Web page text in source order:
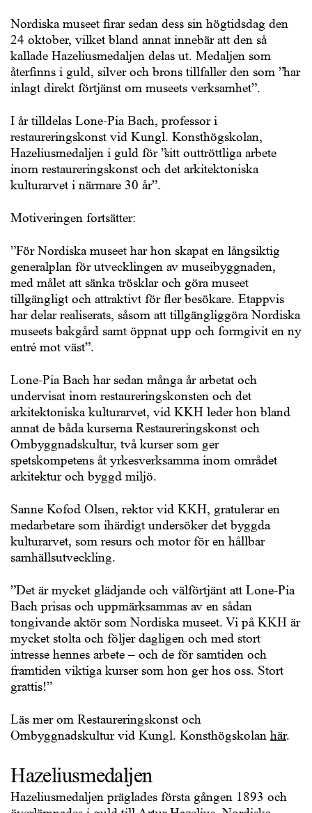
Nordiska museet firar sedan dess sin högtidsdag den
24 oktober, vilket bland annat innebär att den så
kallade Hazeliusmedaljen delas ut. Medaljen som
återfinns i guld, silver och brons tillfaller den som ”har
inlagt direkt förtjänst om museets verksamhet”.
I år tilldelas Lone-Pia Bach, professor i
restaureringskonst vid Kungl. Konsthögskolan,
Hazeliusmedaljen i guld för ”sitt outtröttliga arbete
inom restaureringskonst och det arkitektoniska
kulturarvet i närmare 30 år”.
Motiveringen fortsätter:
”För Nordiska museet har hon skapat en långsiktig
generalplan för utvecklingen av museibyggnaden,
med målet att sänka trösklar och göra museet
tillgängligt och attraktivt för fler besökare. Etappvis
har delar realiserats, såsom att tillgängliggöra Nordiska
museets bakgård samt öppnat upp och formgivit en ny
entré mot väst”.
Lone-Pia Bach har sedan många år arbetat och
undervisat inom restaureringskonsten och det
arkitektoniska kulturarvet, vid KKH leder hon bland
annat de båda kurserna Restaureringskonst och
Ombyggnadskultur, två kurser som ger
spetskompetens åt yrkesverksamma inom området
arkitektur och byggd miljö.
Sanne Kofod Olsen, rektor vid KKH, gratulerar en
medarbetare som ihärdigt undersöker det byggda
kulturarvet, som resurs och motor för en hållbar
samhällsutveckling.
”Det är mycket glädjande och välförtjänt att Lone-Pia
Bach prisas och uppmärksammas av en sådan
tongivande aktör som Nordiska museet. Vi på KKH är
mycket stolta och följer dagligen och med stort
intresse hennes arbete – och de för samtiden och
framtiden viktiga kurser som hon ger hos oss. Stort
grattis!”
Läs mer om Restaureringskonst och
Ombyggnadskultur vid Kungl. Konsthögskolan här.
Hazeliusmedaljen
Hazeliusmedaljen präglades första gången 1893 och